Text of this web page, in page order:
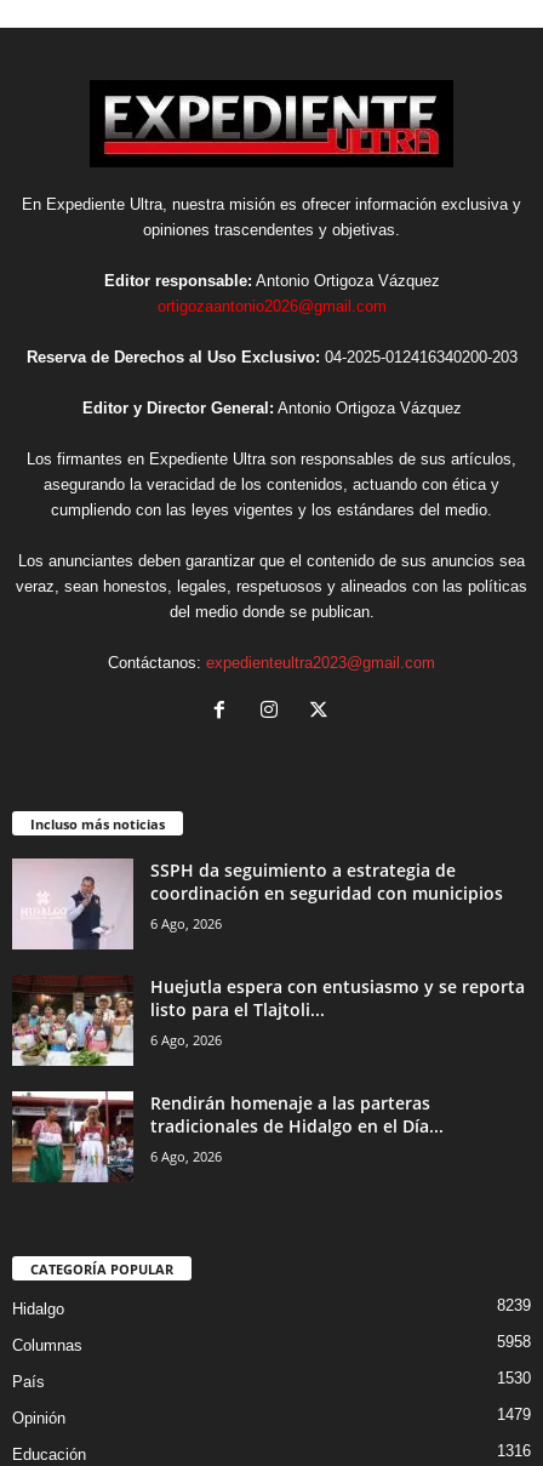
En Expediente Ultra, nuestra misión es ofrecer información exclusiva y
opiniones trascendentes y objetivas.
Editor responsable: Antonio Ortigoza Vázquez
ortigozaantonio2026@gmail.com
Reserva de Derechos al Uso Exclusivo: 04-2025-012416340200-203
Editor y Director General: Antonio Ortigoza Vázquez
Los firmantes en Expediente Ultra son responsables de sus artículos,
asegurando la veracidad de los contenidos, actuando con ética y
cumpliendo con las leyes vigentes y los estándares del medio.
Los anunciantes deben garantizar que el contenido de sus anuncios sea
veraz, sean honestos, legales, respetuosos y alineados con las políticas
del medio donde se publican.
Contáctanos: expedienteultra2023@gmail.com
Incluso más noticias
SSPH da seguimiento a estrategia de
coordinación en seguridad con municipios
6 Ago, 2026
Huejutla espera con entusiasmo y se reporta
listo para el Tlajtoli...
6 Ago, 2026
Rendirán homenaje a las parteras
tradicionales de Hidalgo en el Día...
6 Ago, 2026
CATEGORÍA POPULAR
Hidalgo 8239
Columnas 5958
País 1530
Opinión 1479
Educación 1316